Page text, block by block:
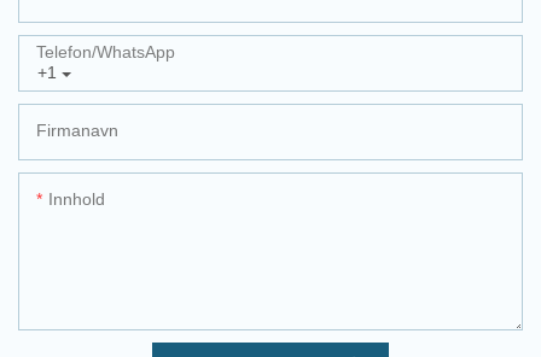
+1
Telefon/whatsApp
Firmanavn
Innhold